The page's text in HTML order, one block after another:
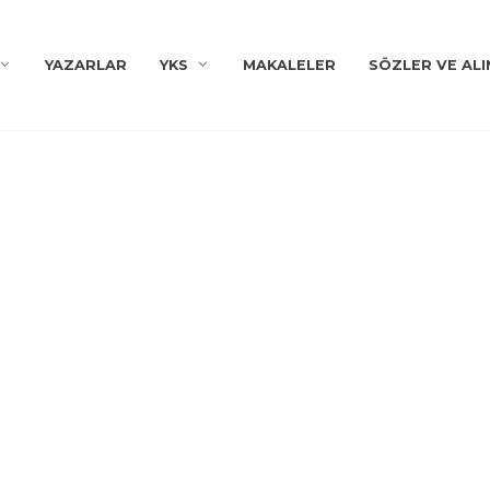
YAZARLAR YKS MAKALELER SÖZLER VE